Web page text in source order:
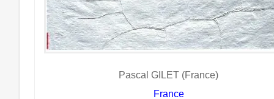
Pascal GILET (France)
France